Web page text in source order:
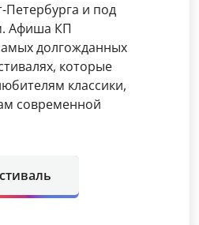
Петербурга и под
Афиша КП
долгожданных
которые
классики,
современной